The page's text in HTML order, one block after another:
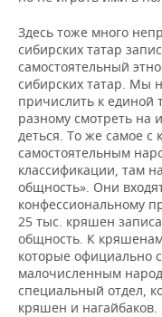
Здесь тоже много
сибирских татар
самостоятельный
сибирских татар. Мы
причислить к единой
разному смотреть на
деться. То же самое с
самостоятельным
классификации, там
общность». Они
конфессиональному
25 тыс. кряшен
общность. К
которые официально
малочисленным
специальный отдел,
кряшен и нагайбаков.